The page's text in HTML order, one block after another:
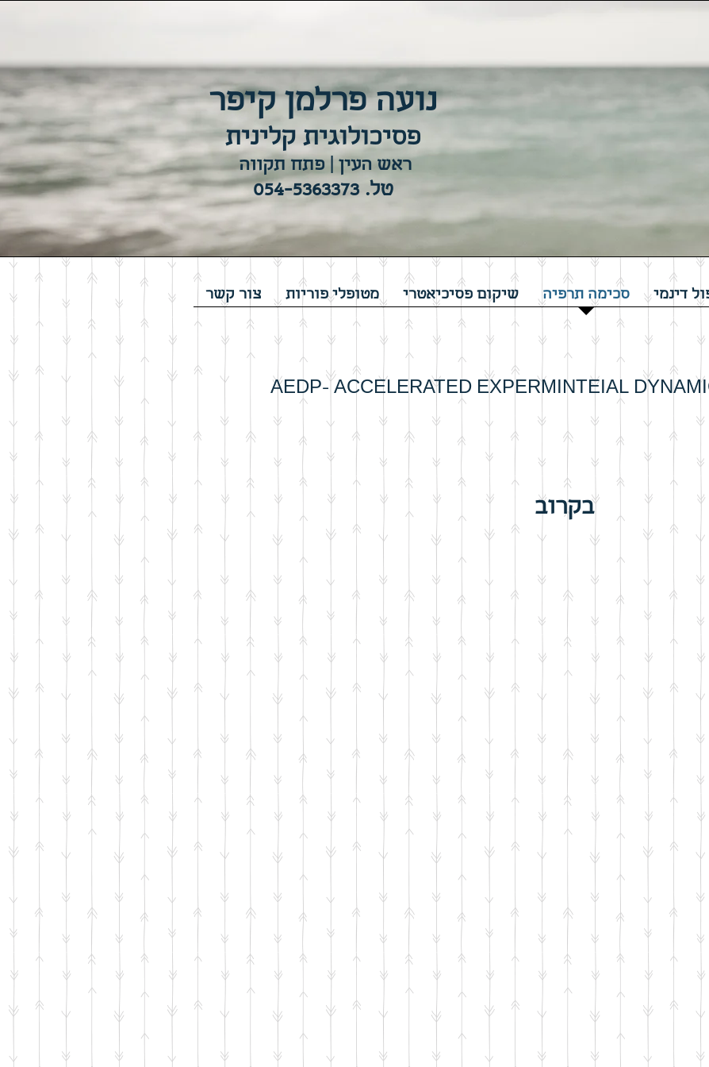
נועה פרלמן קיפר
פסיכולוגית קלינית
ראש העין | פתח תקווה
טל. 054-5363373
דינמי סכימה תרפיה שיקום פסיכיאטרי מטופלי פוריות צור קשר
AEDP- ACCELERATED EXPERMINTEIAL
בקרוב